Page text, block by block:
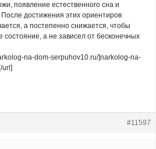
появление естественного сна и
достижения этих ориентиров
а постепенно снижается, чтобы
состояние, а не зависел от бесконечных
na-dom-serpuhov10.ru/]narkolog-na-
url]
#11597